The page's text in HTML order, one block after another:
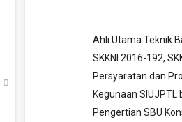
Ahli Utama Teknik
SKKNI 2016-192,
Persyaratan dan
Kegunaan
Pengertian SBU